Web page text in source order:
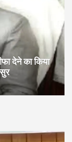
देने का किया